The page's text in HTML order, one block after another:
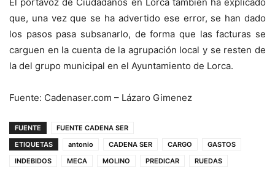
que, una vez que se ha advertido ese error, se han dado
los pasos pasa subsanarlo, de forma que las facturas se
carguen en la cuenta de la agrupación local y se resten de
la del grupo municipal en el Ayuntamiento de Lorca.
Fuente: Cadenaser.com – Lázaro Gimenez
FUENTE
FUENTE CADENA SER
ETIQUETAS
antonio CADENA SER CARGO
GASTOS
INDEBIDOS
MECA MOLINO PREDICAR RUEDAS